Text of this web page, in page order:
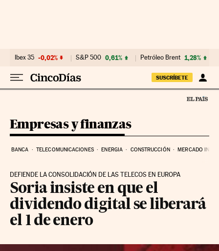
Ibex 35 -0,02% S&P 500 0,61% Petróleo Brent 1,28%
SUSCRÍBETE
Empresas y finanzas
BANCA TELECOMUNICACIONES ENERGIA CONSTRUCCIÓN MERCADO
DEFIENDE LA CONSOLIDACIÓN DE LAS TELECOS EN EUROPA
Soria insiste en que el
dividendo digital se liberará
el 1 de enero